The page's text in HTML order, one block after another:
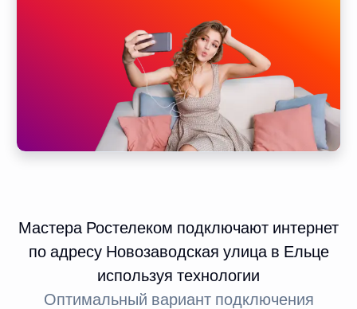
Мастера Ростелеком подключают интернет
по адресу Новозаводская улица в Ельце
используя технологии
Оптимальный вариант подключения